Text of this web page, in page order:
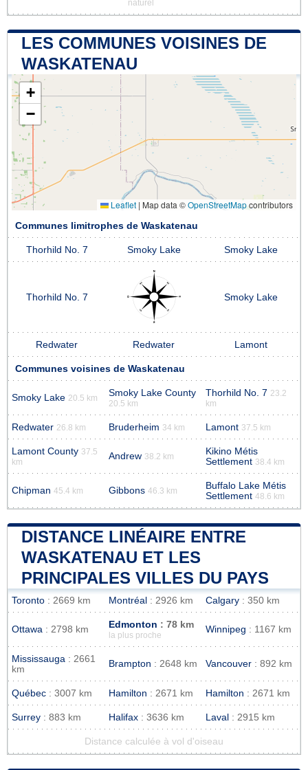
naturel
LES COMMUNES VOISINES DE
WASKATENAU
+
−
Leaflet | Map data ©OpenStreetMapcontributors
Communes limitrophes de Waskatenau
Thorhild No. 7 Smoky Lake Smoky Lake
Thorhild No. 7 Smoky Lake
Redwater Redwater Lamont
Communes voisines de Waskatenau
Smoky Lake 20.5 km Smoky Lake County
20.5 km
Thorhild No. 7 23.2
km
Redwater 26.8 km Bruderheim 34 km Lamont 37.5 km
Lamont County 37.5
km
Andrew 38.2 km
Kikino Métis
Settlement 38.4 km
Chipman 45.4 km Gibbons 46.3 km
Buffalo Lake Métis
Settlement 48.6 km
DISTANCE LINÉAIRE ENTRE
WASKATENAU ET LES
PRINCIPALES VILLES DU PAYS
Toronto : 2669 km Montréal : 2926 km Calgary : 350 km
Ottawa : 2798 km Edmonton : 78 km
la plus proche
Winnipeg : 1167 km
Mississauga : 2661
km
Brampton : 2648 km Vancouver : 892 km
Québec : 3007 km Hamilton : 2671 km Hamilton : 2671 km
Surrey : 883 km Halifax : 3636 km Laval : 2915 km
Distance calculée à vol d'oiseau